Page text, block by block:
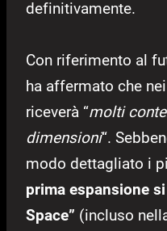
definitivamente.
Con riferimento al
ha affermato che
riceverà “molti
dimensioni“.
modo dettagliato i
prima espansione
Space” (incluso